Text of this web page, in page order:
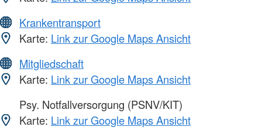
Krankentransport
Karte: Link zur Google Maps Ansicht
Mitgliedschaft
Karte: Link zur Google Maps Ansicht
Psy. Notfallversorgung (PSNV/KIT)
Karte: Link zur Google Maps Ansicht